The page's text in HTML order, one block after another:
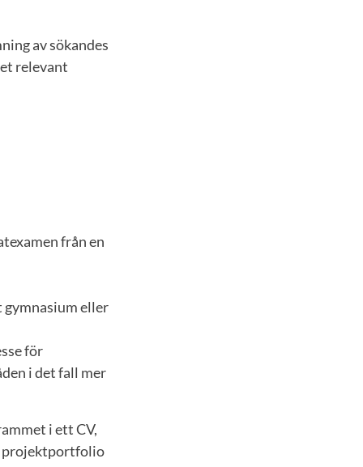
av sökandes
relevant
från en
gymnasium eller
för
i det fall mer
i ett CV,
projektportfolio